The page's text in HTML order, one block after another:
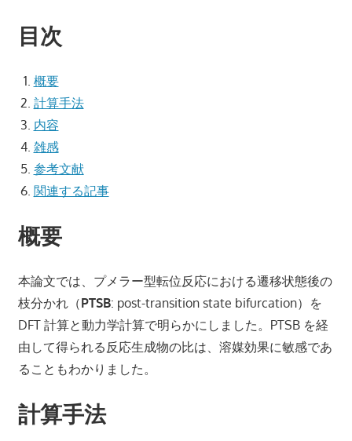
目次
概要
計算手法
内容
雑感
参考文献
関連する記事
概要
本論文では、プメラー型転位反応における遷移状態後の
枝分かれ（PTSB: post-transition state bifurcation）を
DFT 計算と動力学計算で明らかにしました。PTSB を経
由して得られる反応生成物の比は、溶媒効果に敏感であ
ることもわかりました。
計算手法